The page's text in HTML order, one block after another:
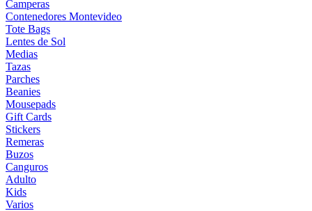
Camperas
Contenedores Montevideo
Tote Bags
Lentes de Sol
Medias
Tazas
Parches
Beanies
Mousepads
Gift Cards
Stickers
Remeras
Buzos
Canguros
Adulto
Kids
Varios